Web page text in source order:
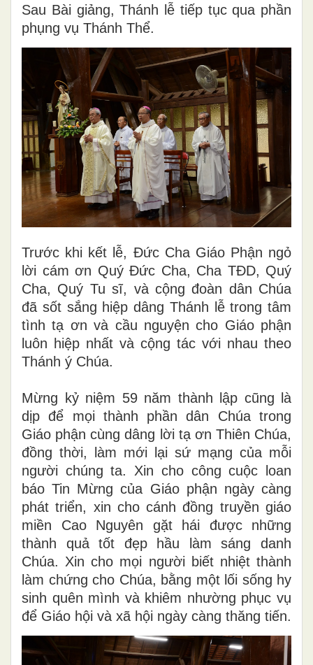
Sau Bài giảng, Thánh lễ tiếp tục qua phần
phụng vụ Thánh Thể.
Trước khi kết lễ, Đức Cha Giáo Phận ngỏ
lời cám ơn Quý Đức Cha, Cha TĐD, Quý
Cha, Quý Tu sĩ, và cộng đoàn dân Chúa
đã sốt sắng hiệp dâng Thánh lễ trong tâm
tình tạ ơn và cầu nguyện cho Giáo phận
luôn hiệp nhất và cộng tác với nhau theo
Thánh ý Chúa.
Mừng kỷ niệm 59 năm thành lập cũng là
dịp để mọi thành phần dân Chúa trong
Giáo phận cùng dâng lời tạ ơn Thiên Chúa,
đồng thời, làm mới lại sứ mạng của mỗi
người chúng ta. Xin cho công cuộc loan
báo Tin Mừng của Giáo phận ngày càng
phát triển, xin cho cánh đồng truyền giáo
miền Cao Nguyên gặt hái được những
thành quả tốt đẹp hầu làm sáng danh
Chúa. Xin cho mọi người biết nhiệt thành
làm chứng cho Chúa, bằng một lối sống hy
sinh quên mình và khiêm nhường phục vụ
để Giáo hội và xã hội ngày càng thăng tiến.